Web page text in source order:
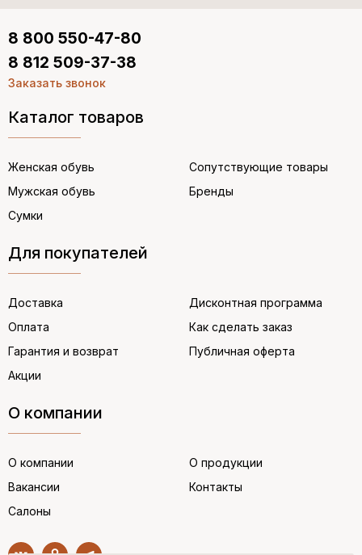
Каталог товаров
Женская обувь
Мужская обувь
Сумки
Сопутствующие товары
Бренды
Для покупателей
Доставка
Оплата
Гарантия и возврат
Акции
Дисконтная программа
Как сделать заказ
Публичная оферта
О компании
О компании
Вакансии
Салоны
О продукции
Контакты
8 800 550-47-80
8 812 509-37-38
Заказать звонок